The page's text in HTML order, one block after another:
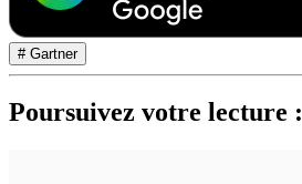
# Gartner
Poursuivez votre lecture :